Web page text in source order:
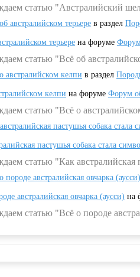
статью "Австралийский
австралийском терьере в раздел
терьере на форуме
статью "Всё об
австралийском келпи в раздел
келпи на форуме Форум
статью "Всё о
пастушья собака
пастушья собака стала
статью "Как
породе австралийская овчарка (аусси)
австралийская овчарка (аусси) на
статью "Всё о породе